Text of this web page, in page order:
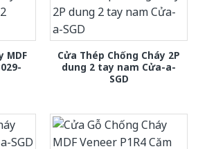
MDF
Cửa Thép Chống Cháy 2P
dung 2 tay nam Cửa-a-
SGD